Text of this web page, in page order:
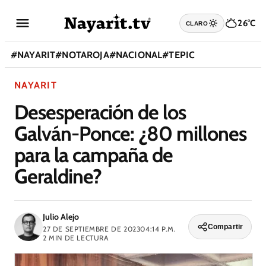
CLARO 26°C
#NAYARIT#NOTAROJA#NACIONAL#TEPIC
NAYARIT
Desesperación de los
Galván-Ponce: ¿80 millones
para la campaña de
Geraldine?
Julio Alejo
27 DE SEPTIEMBRE DE 202304:14 P.M.
2 MIN DE LECTURA
Compartir